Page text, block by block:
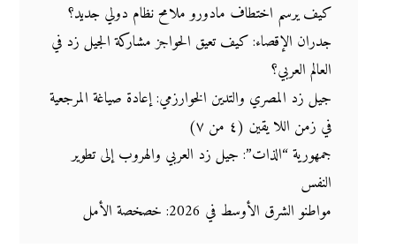
كيف يرسم اختطاف مادورو ملامح نظام دولي جديد؟
جدران الإقصاء: كيف تعيق الحواجز مشاركة الجيل زد في
العالم العربي؟
جيل زد المصري والتدين الخوارزمي: إعادة صياغة المرجعية
في زمن اللا يقين (٤ من ٧)
جمهورية “الذات”: جيل زد العربي والهروب إلى تطوير
النفس
مواطنو الشرق الأوسط في 2026: خصخصة الأمل